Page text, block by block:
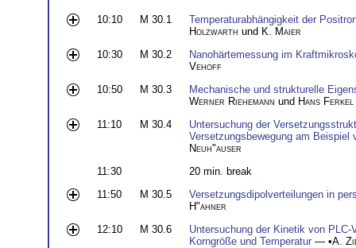
10:10 M 30.1
Temperaturabhängigkeit der
Holzwarth und K. Maier
10:30
M 30.2
Nanohärtemessung im
Vehoff
10:50
M 30.3
Mechanische und strukturelle
Werner Riehemann und Hans Ferkel
11:10
M 30.4
Untersuchung der
Versetzungsbewegung am Beispiel
Neuh"auser
11:30
20 min. break
11:50
M 30.5
Versetzungsdipolverteilungen in
H"ahner
12:10
M 30.6
Untersuchung der Kinetik von
Korngröße und Temperatur — •A.